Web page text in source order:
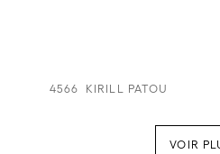
4566 KIRILL PATOU
VOIR